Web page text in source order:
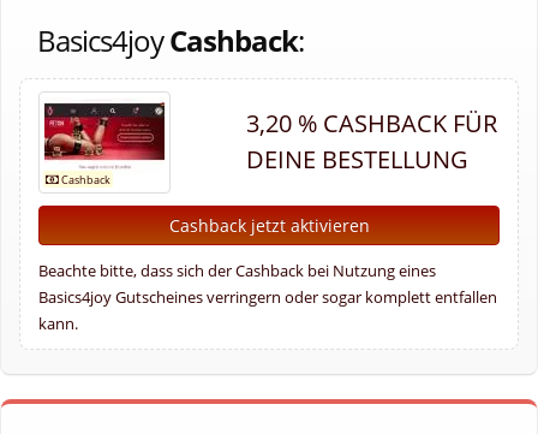
Basics4joyCashback:
3,20 % CASHBACK FÜR
DEINE BESTELLUNG
Cashback jetzt aktivieren
Beachte bitte, dass sich der Cashback bei Nutzung eines
Basics4joy Gutscheines verringern oder sogar komplett entfallen
kann.